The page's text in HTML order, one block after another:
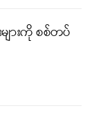
ျားကို စစ်တပ်